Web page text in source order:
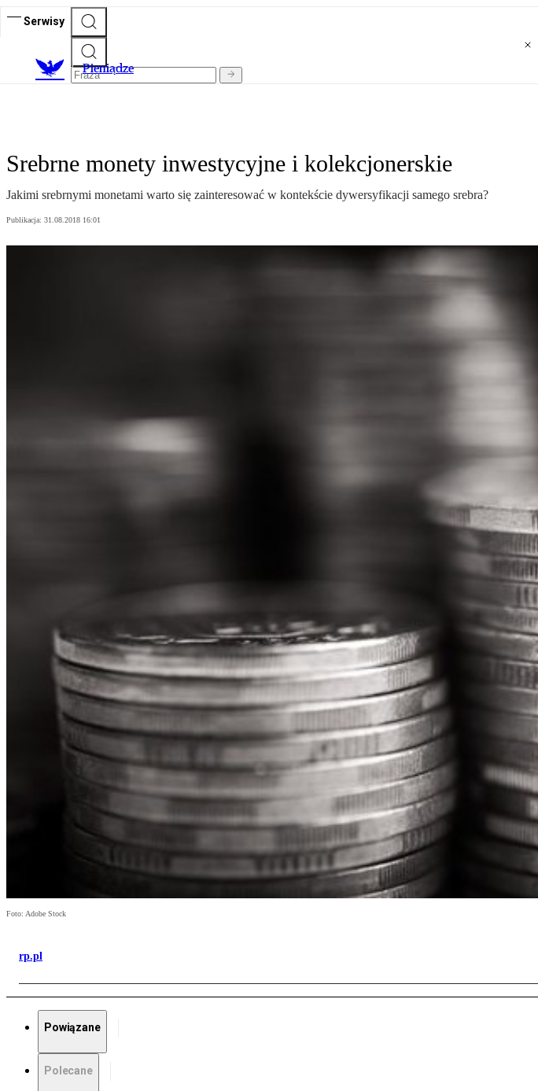
Serwisy
Pieniądze
Srebrne monety inwestycyjne i kolekcjonerskie
Jakimi srebrnymi monetami warto się zainteresować w kontekście dywersyfikacji samego srebra?
Publikacja: 31.08.2018 16:01
Foto: Adobe Stock
rp.pl
Powiązane
Polecane